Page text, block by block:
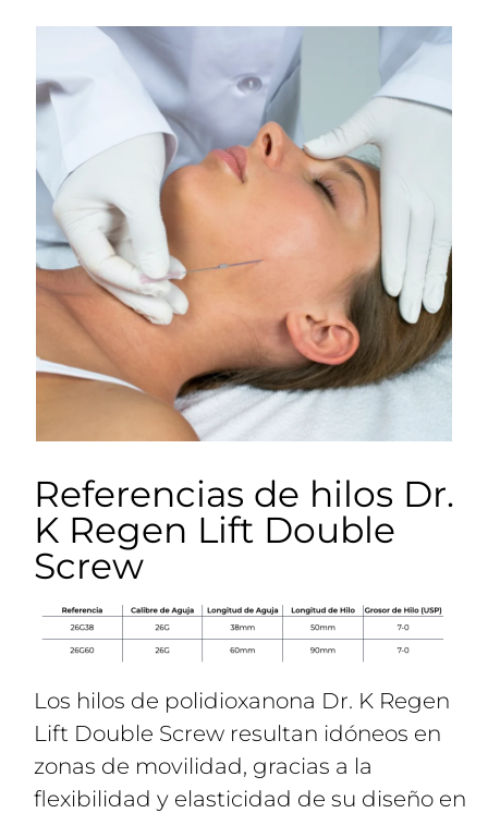
Referencias de hilos Dr.
K Regen Lift Double
Screw
Los hilos de polidioxanona Dr. K Regen
Lift Double Screw resultan idóneos en
zonas de movilidad, gracias a la
flexibilidad y elasticidad de su diseño en